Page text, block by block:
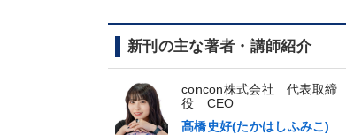
新刊の主な著者・講師紹介
concon株式会社 代表取締
役 CEO
髙橋史好(たかはしふみこ)